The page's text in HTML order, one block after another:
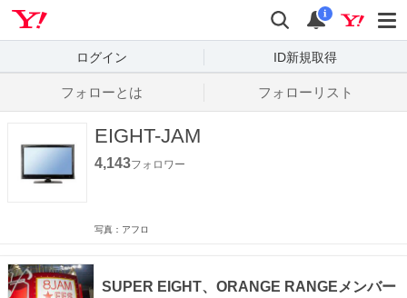
検索
通知
i
ログイン ID新規取得
フォローとは フォローリスト
EIGHT-JAM
4,143フォロワー
写真：アフロ
SUPER EIGHT、ORANGE RANGEメンバー